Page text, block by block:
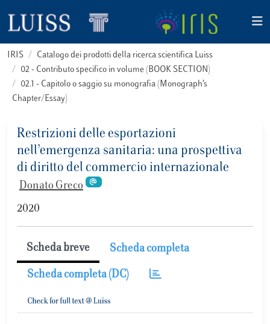
IRIS
Catalogo dei prodotti della ricerca scientifica Luiss
02 - Contributo specifico in volume (BOOK SECTION)
02.1 - Capitolo o saggio su monografia (Monograph’s
Chapter/Essay)
Restrizioni delle esportazioni
nell’emergenza sanitaria: una prospettiva
di diritto del commercio internazionale
Donato Greco
2020
Scheda breve Scheda completa
Scheda completa (DC)